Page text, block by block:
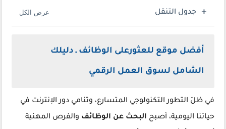
جدول التنقل
أفضل موقع للعثورعلى الوظائف ـ دليلك
الشامل لسوق العمل الرقمي
في ظلّ التطور التكنولوجي المتسارع، وتنامي دور الإنترنت في
حياتنا اليومية، أصبح البحث عن الوظائف والفرص المهنية